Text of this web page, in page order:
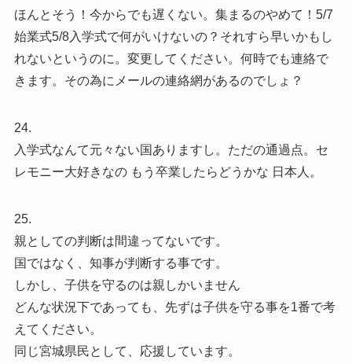
ほんとそう！今からでも遅くない。集まるのやめて！5/7
始業式5/8入学式で何がいけないの？それすら早いかもし
れないというのに。変更してください。何時でも連絡で
きます。その為にメールの連絡網があるのでしょ？
24.
入学式なんて元々ない国ありますし。ただの通過点。セ
レモニー大好きなの もう卒業したらどうかな 日本人。
25.
親としての判断は間違ってないです。
国ではなく、知事が判断する事です。
しかし、子供を守るのは親しかいません
どんな状況下であっても、先ずは子供を守る事を1番で考
えてください。
同じ宮城県民として、応援しています。